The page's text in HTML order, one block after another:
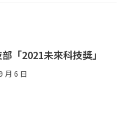
「2021未來科技獎」
月 6 日